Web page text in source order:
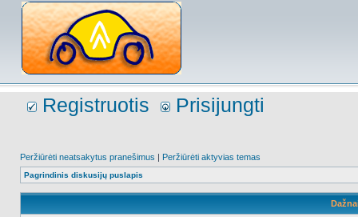
Registruotis Prisijungti
Peržiūrėti neatsakytus pranešimus | Peržiūrėti aktyvias temas
Pagrindinis diskusijų puslapis